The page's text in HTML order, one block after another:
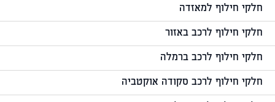
חלקי חילוף למאזדה
חלקי חילוף לרכב באזור
חלקי חילוף לרכב ברמלה
חלקי חילוף לרכב סקודה אוקטביה